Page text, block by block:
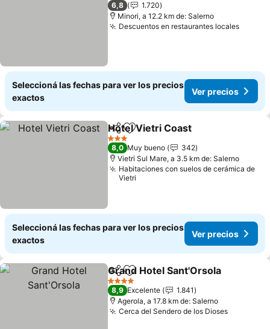
6,8
1.720
Minori, a 12.2 km de: Salerno
Descuentos en restaurantes locales
Seleccioná las fechas para ver los precios
exactos
Ver precios
CompartirAñadir a favoritos
Hotel Vietri Coast
3 Estrellas
8,0 Muy bueno
342
Vietri Sul Mare, a 3.5 km de: Salerno
Habitaciones con suelos de cerámica de
Vietri
Seleccioná las fechas para ver los precios
exactos
Ver precios
CompartirAñadir a favoritos
Grand Hotel Sant'Orsola
4 Estrellas
8,9 Excelente
1.841
Agerola, a 17.8 km de: Salerno
Cerca del Sendero de los Dioses